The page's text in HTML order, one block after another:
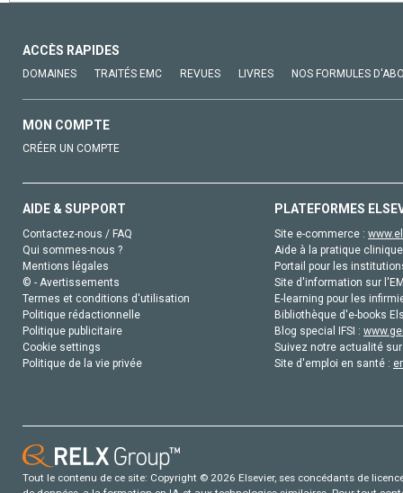
ACCÈS RAPIDES
DOMAINES TRAITÉS EMC REVUES LIVRES NOS FORMULES
MON COMPTE
CRÉER UN COMPTE
AIDE & SUPPORT
Contactez-nous / FAQ
Qui sommes-nous ?
Mentions légales
© - Avertissements
Termes et conditions d'utilisation
Politique rédactionnelle
Politique publicitaire
Cookie settings
Politique de la vie privée
PLATEFORMES
Site e-commerce :
Aide à la pratique
Portail pour les
Site d'information sur
E-learning pour les
Bibliothèque d'e-books
Blog special IFSI :
Suivez notre actualité
Site d'emploi en santé :
Tout le contenu de ce site: Copyright © 2026 Elsevier, ses concédants de